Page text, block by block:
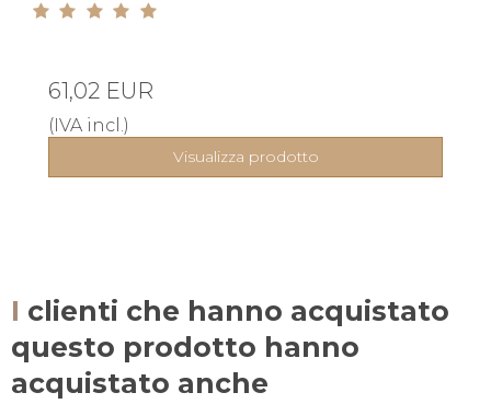
61,02 EUR
(IVA incl.)
Visualizza prodotto
I clienti che hanno acquistato
questo prodotto hanno
acquistato anche